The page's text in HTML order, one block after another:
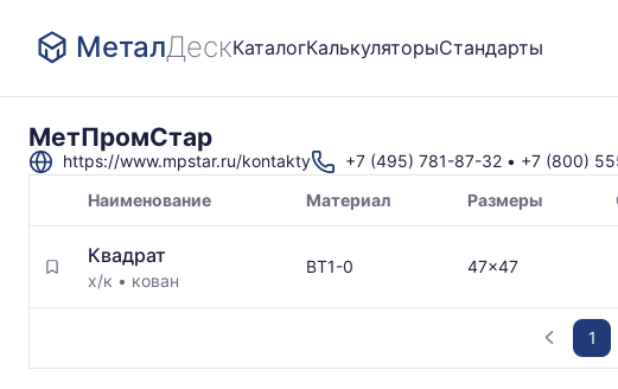
МеталДескКаталогКалькуляторыСтандарты
МетПромСтар
https://www.mpstar.ru/kontakty +7 (495) 781-87-32 • +7 (800)
поставщика
Наименование Материал Размеры
Квадрат
х/к • кован
ВТ1-0 47x47
1